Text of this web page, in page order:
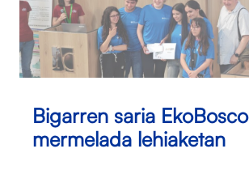
Bigarren saria EkoBosco
mermelada lehiaketan